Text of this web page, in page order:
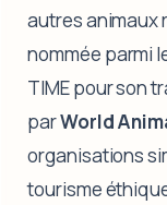
autres animaux
nommée parmi
TIME pour son
parWorld
organisations
tourisme